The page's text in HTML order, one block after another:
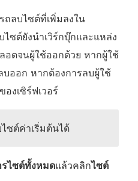
ถลบไซต์ที่เพิ่มลงใน
ซต์ยังนำเวิร์กบุ๊กและแหล่ง
อดจนผู้ใช้ออกด้วย หากผู้ใช้
บออก หากต้องการลบผู้ใช้
งเซิร์ฟเวอร์
ซต์ค่าเริ่มต้นได้
รไซต์ทั้งหมดแล้วคลิกไซต์